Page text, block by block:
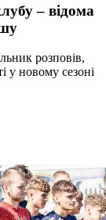
– відома
розповів,
у новому сезоні